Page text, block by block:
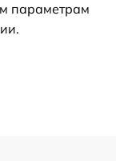
параметрам